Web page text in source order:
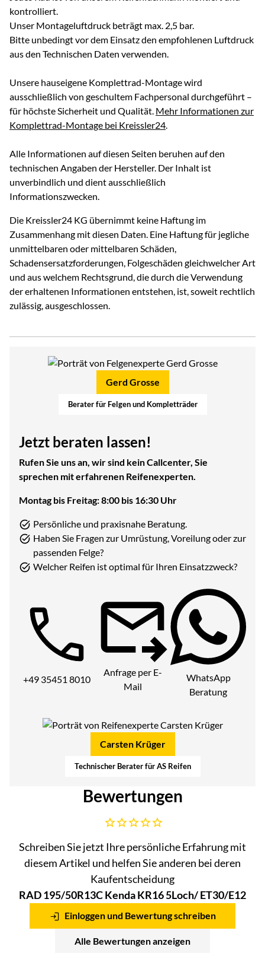
kontrolliert.
Unser Montageluftdruck beträgt max. 2,5 bar.
Bitte unbedingt vor dem Einsatz den empfohlenen Luftdruck
aus den Technischen Daten verwenden.
Unsere hauseigene Komplettrad-Montage wird
ausschließlich von geschultem Fachpersonal durchgeführt –
für höchste Sicherheit und Qualität. Mehr Informationen zur
Komplettrad-Montage bei Kreissler24.
Alle Informationen auf diesen Seiten beruhen auf den
technischen Angaben der Hersteller. Der Inhalt ist
unverbindlich und dient ausschließlich
Informationszwecken.
Die Kreissler24 KG übernimmt keine Haftung im
Zusammenhang mit diesen Daten. Eine Haftung für jegliche
unmittelbaren oder mittelbaren Schäden,
Schadensersatzforderungen, Folgeschäden gleichwelcher Art
und aus welchem Rechtsgrund, die durch die Verwendung
der erhaltenen Informationen entstehen, ist, soweit rechtlich
zulässig, ausgeschlossen.
Gerd Grosse
Berater für Felgen und Kompletträder
Jetzt beraten lassen!
Rufen Sie uns an, wir sind kein Callcenter, Sie
sprechen mit erfahrenen Reifenexperten.
Montag bis Freitag: 8:00 bis 16:30 Uhr
Persönliche und praxisnahe Beratung.
Haben Sie Fragen zur Umrüstung, Voreilung oder zur
passenden Felge?
Welcher Reifen ist optimal für Ihren Einsatzzweck?
Telefon:
+49 35451 8010
Anfrage per E-
Mail
WhatsApp
Beratung
Carsten Krüger
Technischer Berater für AS Reifen
Bewertungen
Noch keine Bewertungen abgegeben
Schreiben Sie jetzt Ihre persönliche Erfahrung mit
diesem Artikel und helfen Sie anderen bei deren
Kaufentscheidung
RAD 195/50R13C Kenda KR16 5Loch/ ET30/E12
Einloggen und Bewertung schreiben
Alle Bewertungen anzeigen